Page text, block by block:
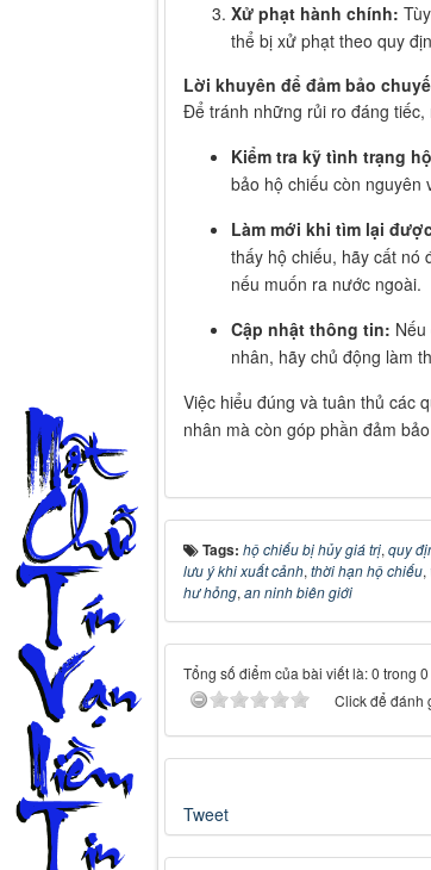
Xử phạt hành chính:
thể bị xử phạt theo quy
Lời khuyên để đảm bảo
Để tránh những rủi ro đáng
Kiểm tra kỹ tình trạng
bảo hộ chiếu còn nguyên
Làm mới khi tìm lại
thấy hộ chiếu, hãy cất nó
nếu muốn ra nước ngoài.
Cập nhật thông tin:
nhân, hãy chủ động làm
Việc hiểu đúng và tuân thủ các
nhân mà còn góp phần đảm
Tags: hộ chiếu bị hủy giá trị, quy
lưu ý khi xuất cảnh, thời hạn hộ chiếu,
hư hỏng, an ninh biên giới
Tổng số điểm của bài viết là: 0 trong
Click để đánh
Tweet